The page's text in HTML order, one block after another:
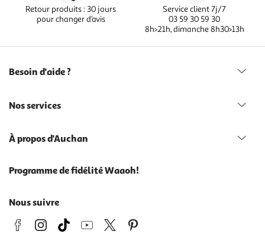
Retour produits : 30 jours
pour changer d’avis
Service client 7j/7
03 59 30 59 30
8h>21h, dimanche 8h30>13h
Besoin d'aide ?
Nos services
À propos d'Auchan
Programme de fidélité Waaoh!
Nous suivre